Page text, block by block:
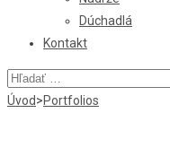
Dúchadlá
Kontakt
Hľadať:
Úvod>Portfolios